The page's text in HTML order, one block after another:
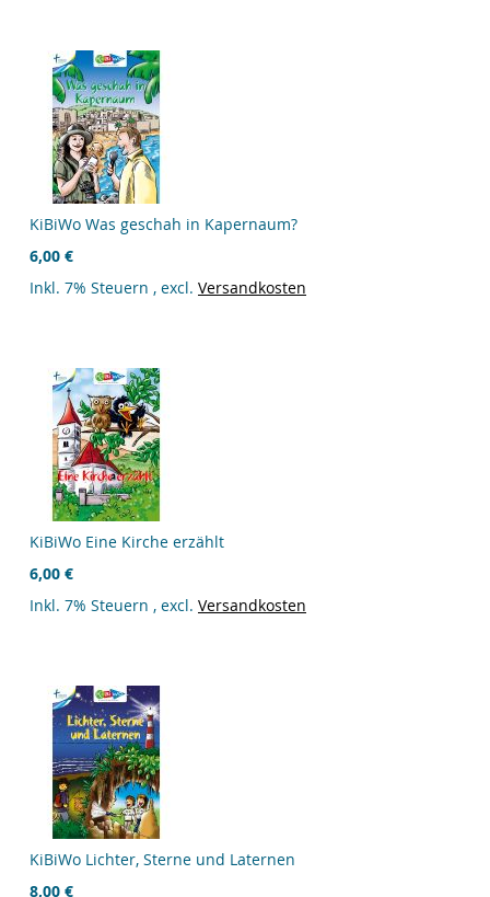
KiBiWo Was geschah in Kapernaum?
6,00 €
Inkl. 7% Steuern , excl. Versandkosten
KiBiWo Eine Kirche erzählt
6,00 €
Inkl. 7% Steuern , excl. Versandkosten
KiBiWo Lichter, Sterne und Laternen
8,00 €